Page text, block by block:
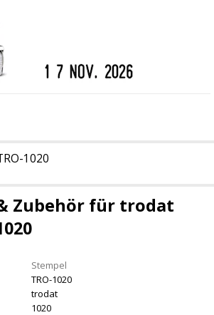
1020
Zubehör für trodat
Stempel
TRO-1020
trodat
1020